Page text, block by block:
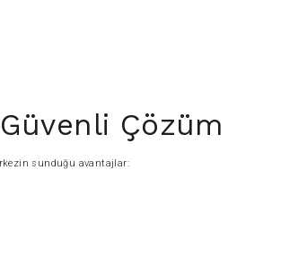
Çözüm
sunduğu avantajlar: